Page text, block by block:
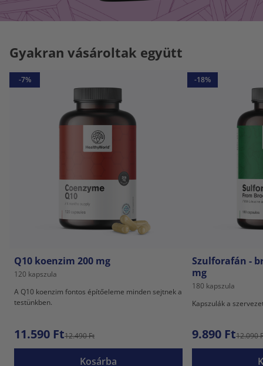
Gyakran vásároltak együtt
-7%
Q10 koenzim 200 mg
120 kapszula
A Q10 koenzim fontos építőeleme minden sejtnek a
testünkben.
11.590 Ft12.490 Ft
Kosárba
-18%
Szulforafán -
mg
180 kapszula
Kapszulák a
9.890 Ft12.090